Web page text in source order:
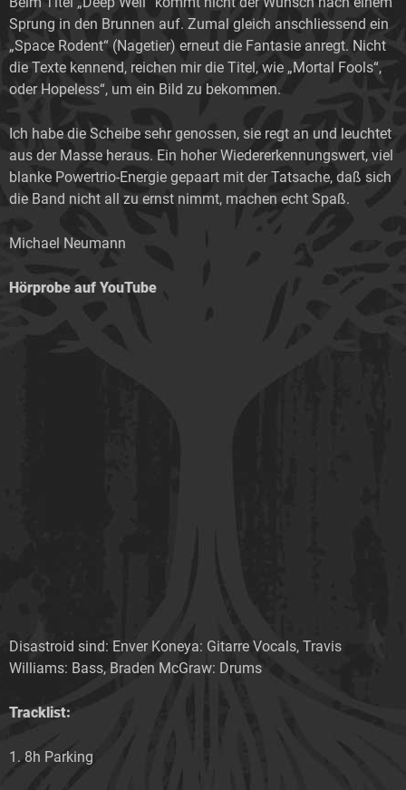
Sprung in den Brunnen auf. Zumal gleich anschliessend ein
„Space Rodent“ (Nagetier) erneut die Fantasie anregt. Nicht
die Texte kennend, reichen mir die Titel, wie „Mortal Fools“,
oder Hopeless“, um ein Bild zu bekommen.
Ich habe die Scheibe sehr genossen, sie regt an und leuchtet
aus der Masse heraus. Ein hoher Wiedererkennungswert, viel
blanke Powertrio-Energie gepaart mit der Tatsache, daß sich
die Band nicht all zu ernst nimmt, machen echt Spaß.
Michael Neumann
Hörprobe auf YouTube
Disastroid sind: Enver Koneya: Gitarre Vocals, Travis
Williams: Bass, Braden McGraw: Drums
Tracklist:
1. 8h Parking